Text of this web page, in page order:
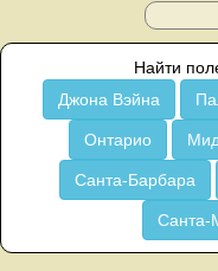
Найти
Джона Вэйна
Онтарио
Санта-Барбара
Санта-